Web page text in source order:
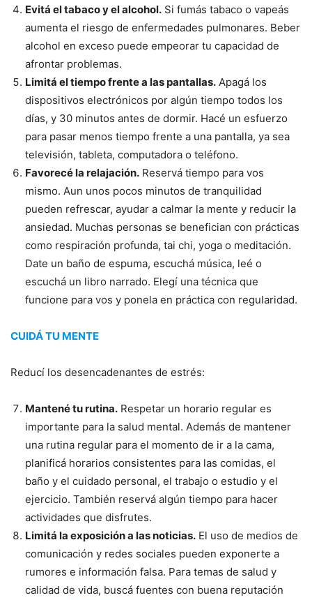
Evitá el tabaco y el alcohol. Si fumás tabaco o vapeás
aumenta el riesgo de enfermedades pulmonares. Beber
alcohol en exceso puede empeorar tu capacidad de
afrontar problemas.
Limitá el tiempo frente a las pantallas. Apagá los
dispositivos electrónicos por algún tiempo todos los
días, y 30 minutos antes de dormir. Hacé un esfuerzo
para pasar menos tiempo frente a una pantalla, ya sea
televisión, tableta, computadora o teléfono.
Favorecé la relajación. Reservá tiempo para vos
mismo. Aun unos pocos minutos de tranquilidad
pueden refrescar, ayudar a calmar la mente y reducir la
ansiedad. Muchas personas se benefician con prácticas
como respiración profunda, tai chi, yoga o meditación.
Date un baño de espuma, escuchá música, leé o
escuchá un libro narrado. Elegí una técnica que
funcione para vos y ponela en práctica con regularidad.
CUIDÁ TU MENTE
Reducí los desencadenantes de estrés:
Mantené tu rutina. Respetar un horario regular es
importante para la salud mental. Además de mantener
una rutina regular para el momento de ir a la cama,
planificá horarios consistentes para las comidas, el
baño y el cuidado personal, el trabajo o estudio y el
ejercicio. También reservá algún tiempo para hacer
actividades que disfrutes.
Limitá la exposición a las noticias. El uso de medios de
comunicación y redes sociales pueden exponerte a
rumores e información falsa. Para temas de salud y
calidad de vida, buscá fuentes con buena reputación